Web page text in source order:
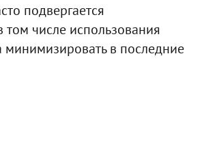
подвергается
числе использования
минимизировать в последние